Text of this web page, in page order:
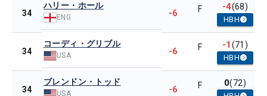
34
ハリー・ホール
ENG -6 F -4(68)
HBH
34
コーディ・グリブル
USA -6 F -1(71)
HBH
34
ブレンドン・トッド
USA -6 F 0(72)